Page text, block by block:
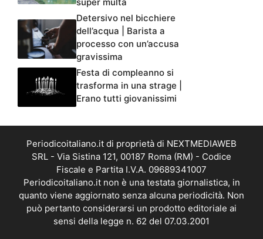
Detersivo nel bicchiere
dell’acqua | Barista a
processo con un’accusa
gravissima
Festa di compleanno si
trasforma in una strage |
Erano tutti giovanissimi
Periodicoitaliano.it di proprietà di NEXTMEDIAWEB
SRL - Via Sistina 121, 00187 Roma (RM) - Codice
Fiscale e Partita I.V.A. 09689341007
Periodicoitaliano.it non è una testata giornalistica, in
quanto viene aggiornato senza alcuna periodicità. Non
può pertanto considerarsi un prodotto editoriale ai
sensi della legge n. 62 del 07.03.2001